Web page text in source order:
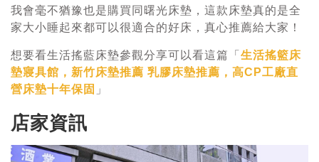
我會毫不猶豫也是購買同曙光床墊，這款床墊真的是全
家大小睡起來都可以很適合的好床，真心推薦給大家！
想要看生活搖藍床墊參觀分享可以看這篇「 生活搖籃床
墊寢具館，新竹床墊推薦 乳膠床墊推薦，高CP工廠直
營床墊十年保固 」
店家資訊